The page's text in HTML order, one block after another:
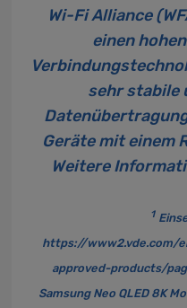
Wi-Fi Alliance
einen
sehr stabile
Geräte mit einem
Weitere
1
https://www2.vde.com/
approved-products/
Samsung Neo QLED 8K